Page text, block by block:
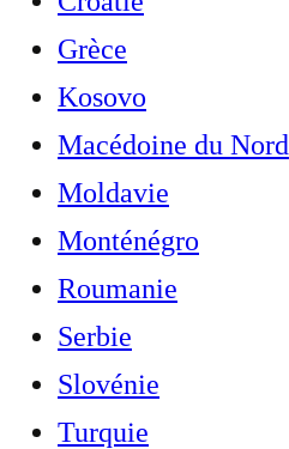
Grèce
Kosovo
Macédoine du Nord
Moldavie
Monténégro
Roumanie
Serbie
Slovénie
Turquie